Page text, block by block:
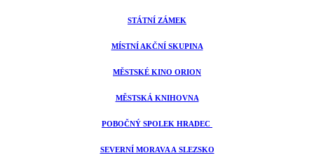
STÁTNÍ ZÁMEK
MÍSTNÍ AKČNÍ SKUPINA
MĚSTSKÉ KINO ORION
MĚSTSKÁ KNIHOVNA
POBOČNÝ SPOLEK HRADEC
SEVERNÍ MORAVA A SLEZSKO